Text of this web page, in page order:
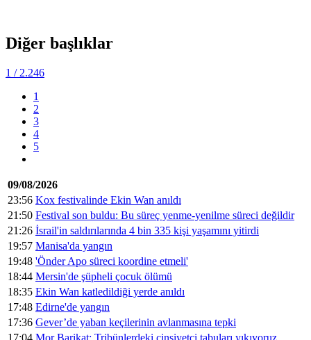
Diğer başlıklar
1 / 2.246
1
2
3
4
5
09/08/2026
23:56 Kox festivalinde Ekin Wan anıldı
21:50 Festival son buldu: Bu süreç yenme-yenilme süreci değildir
21:26 İsrail'in saldırılarında 4 bin 335 kişi yaşamını yitirdi
19:57 Manisa'da yangın
19:48 'Önder Apo süreci koordine etmeli'
18:44 Mersin'de şüpheli çocuk ölümü
18:35 Ekin Wan katledildiği yerde anıldı
17:48 Edirne'de yangın
17:36 Gever’de yaban keçilerinin avlanmasına tepki